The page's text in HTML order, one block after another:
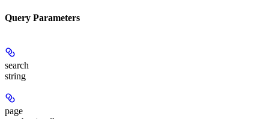
Query Parameters
search
string
page